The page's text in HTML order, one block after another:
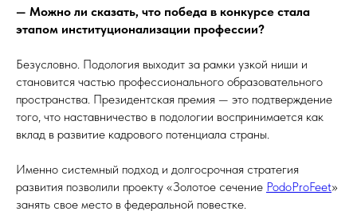
— Можно ли сказать, что победа в конкурсе стала
этапом институционализации профессии?
Безусловно. Подология выходит за рамки узкой ниши и
становится частью профессионального образовательного
пространства. Президентская премия — это подтверждение
того, что наставничество в подологии воспринимается как
вклад в развитие кадрового потенциала страны.
Именно системный подход и долгосрочная стратегия
развития позволили проекту «Золотое сечение PodoProFeet»
занять свое место в федеральной повестке.